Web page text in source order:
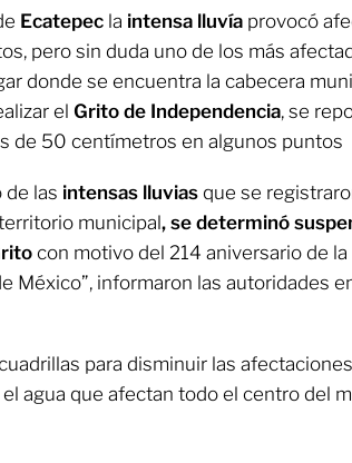
Ecatepec la intensa lluvía provocó
pero sin duda uno de los más
donde se encuentra la cabecera
el Grito de Independencia, se
de 50 centímetros en algunos puntos
de las intensas lluvias que se
municipal, se determinó
con motivo del 214 aniversario de la
México”, informaron las autoridades
para disminuir las afectaciones
agua que afectan todo el centro del